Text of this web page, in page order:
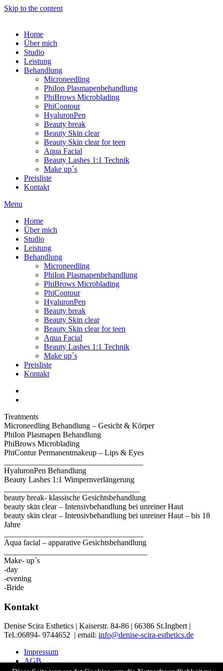
Skip to the content
Home
Über mich
Studio
Leistung
Behandlung
Microneedling
PhiIon Plasmapenbehandlung
PhiBrows Microblading
PhiContour
HyaluronPen
Beauty break
Beauty Skin clear
Beauty Skin clear for teen
Aqua Facial
Beauty Lashes 1:1 Technik
Make up´s
Preisliste
Kontakt
Menu
Home
Über mich
Studio
Leistung
Behandlung
Microneedling
PhiIon Plasmapenbehandlung
PhiBrows Microblading
PhiContour
HyaluronPen
Beauty break
Beauty Skin clear
Beauty Skin clear for teen
Aqua Facial
Beauty Lashes 1:1 Technik
Make up´s
Preisliste
Kontakt
Treatments
Microneedling Behandlung – Gesicht & Körper
PhiIon Plasmapen Behandlung
PhiBrows Microblading
PhiContur Permanentmakeup – Lips & Eyes
HyaluronPen Behandlung
Beauty Lashes 1:1 Wimpernverlängerung
beauty break- klassische Gesichtsbehandlung
beauty skin clear – Intensivbehandlung bei unreiner Haut
beauty skin clear – Intensivbehandlung bei unreiner Haut – bis 18
Jahre
Aqua facial – apparative Gesichtsbehandlung
Make- up´s
-day
-evening
-Bride
Kontakt
Denise Scira Esthetics | Kaiserstr. 84-86 | 66386 St.Ingbert |
Tel.:06894- 9744652 | email: info@denise-scira-esthetics.de
Impressum
AGB